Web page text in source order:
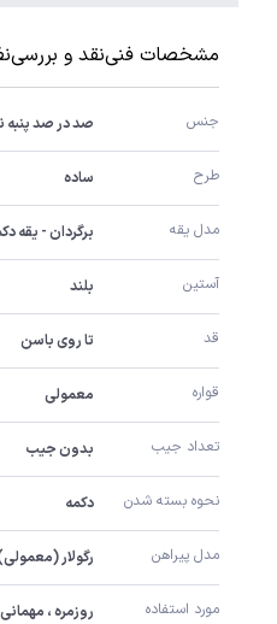
مشخصات فنینقد و بررسی
جنس صد در صد
طرح ساده
مدل یقه برگردان - یقه
آستین بلند
قد تا روی باسن
قواره معمولی
تعداد جیب بدون جیب
نحوه بسته شدن دکمه
مدل پیراهن رگولار
مورد استفاده روزمره ، مهمانی